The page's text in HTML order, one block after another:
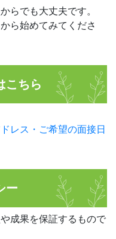
らでも大丈夫です。
ら始めてみてくださ
こちら
レス・ご希望の面接日
ー
成果を保証するもので